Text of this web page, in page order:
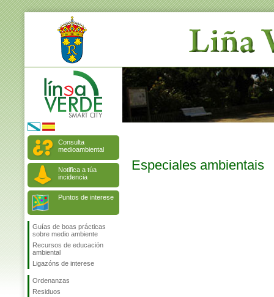
Consulta
medioambiental
Notifica a túa
incidencia
Puntos de interese
Guías de boas prácticas
sobre medio ambiente
Recursos de educación
ambiental
Ligazóns de interese
Ordenanzas
Residuos
Especiales ambientais